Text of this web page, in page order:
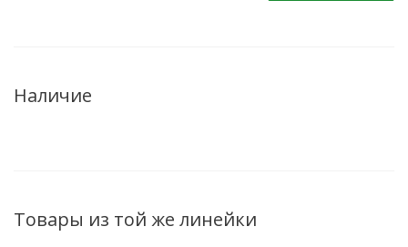
Наличие
Товары из той же линейки